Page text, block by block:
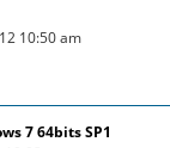
10:50 am
7 64bits SP1